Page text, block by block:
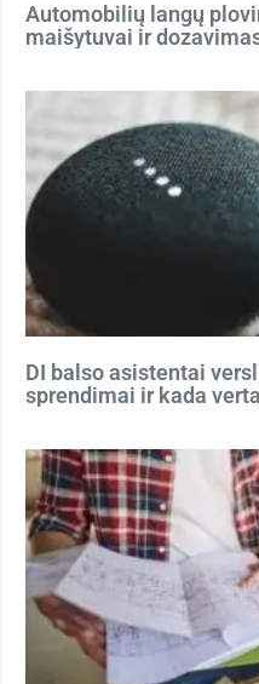
Automobilių langų
maišytuvai ir
DI balso asistentai
sprendimai ir kada